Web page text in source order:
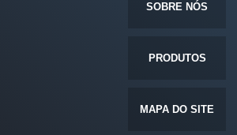
SOBRE NÓS
PRODUTOS
MAPA DO SITE